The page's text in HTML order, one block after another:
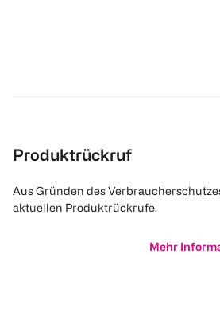
Produktrückruf
Aus Gründen des
aktuellen Produktrückrufe.
Mehr